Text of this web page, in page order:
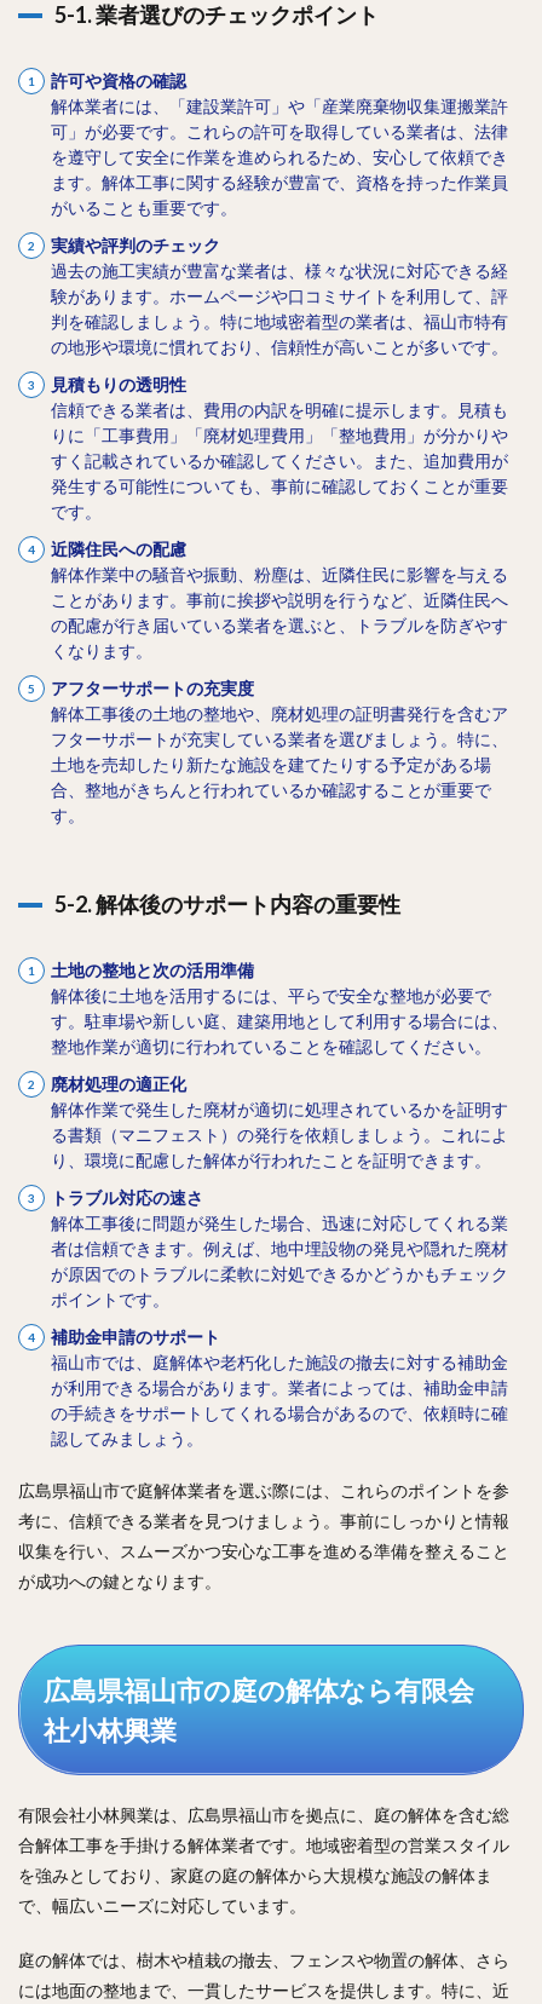
5-1. 業者選びのチェックポイント
許可や資格の確認
解体業者には、「建設業許可」や「産業廃棄物収集運搬業許
可」が必要です。これらの許可を取得している業者は、法律
を遵守して安全に作業を進められるため、安心して依頼でき
ます。解体工事に関する経験が豊富で、資格を持った作業員
がいることも重要です。
実績や評判のチェック
過去の施工実績が豊富な業者は、様々な状況に対応できる経
験があります。ホームページや口コミサイトを利用して、評
判を確認しましょう。特に地域密着型の業者は、福山市特有
の地形や環境に慣れており、信頼性が高いことが多いです。
見積もりの透明性
信頼できる業者は、費用の内訳を明確に提示します。見積も
りに「工事費用」「廃材処理費用」「整地費用」が分かりや
すく記載されているか確認してください。また、追加費用が
発生する可能性についても、事前に確認しておくことが重要
です。
近隣住民への配慮
解体作業中の騒音や振動、粉塵は、近隣住民に影響を与える
ことがあります。事前に挨拶や説明を行うなど、近隣住民へ
の配慮が行き届いている業者を選ぶと、トラブルを防ぎやす
くなります。
アフターサポートの充実度
解体工事後の土地の整地や、廃材処理の証明書発行を含むア
フターサポートが充実している業者を選びましょう。特に、
土地を売却したり新たな施設を建てたりする予定がある場
合、整地がきちんと行われているか確認することが重要で
す。
5-2. 解体後のサポート内容の重要性
土地の整地と次の活用準備
解体後に土地を活用するには、平らで安全な整地が必要で
す。駐車場や新しい庭、建築用地として利用する場合には、
整地作業が適切に行われていることを確認してください。
廃材処理の適正化
解体作業で発生した廃材が適切に処理されているかを証明す
る書類（マニフェスト）の発行を依頼しましょう。これによ
り、環境に配慮した解体が行われたことを証明できます。
トラブル対応の速さ
解体工事後に問題が発生した場合、迅速に対応してくれる業
者は信頼できます。例えば、地中埋設物の発見や隠れた廃材
が原因でのトラブルに柔軟に対処できるかどうかもチェック
ポイントです。
補助金申請のサポート
福山市では、庭解体や老朽化した施設の撤去に対する補助金
が利用できる場合があります。業者によっては、補助金申請
の手続きをサポートしてくれる場合があるので、依頼時に確
認してみましょう。
広島県福山市で庭解体業者を選ぶ際には、これらのポイントを参
考に、信頼できる業者を見つけましょう。事前にしっかりと情報
収集を行い、スムーズかつ安心な工事を進める準備を整えること
が成功への鍵となります。
広島県福山市の庭の解体なら有限会
社小林興業
有限会社小林興業は、広島県福山市を拠点に、庭の解体を含む総
合解体工事を手掛ける解体業者です。地域密着型の営業スタイル
を強みとしており、家庭の庭の解体から大規模な施設の解体ま
で、幅広いニーズに対応しています。
庭の解体では、樹木や植栽の撤去、フェンスや物置の解体、さら
には地面の整地まで、一貫したサービスを提供します。特に、近